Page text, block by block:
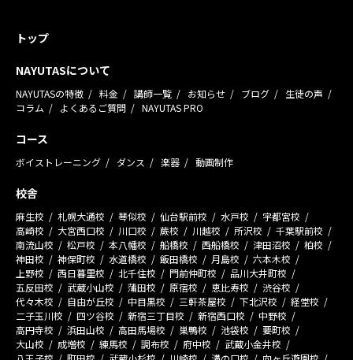
トップ
NAYUTASについて
NAYUTASの特徴 料金 講師一覧 お知らせ ブログ
生徒の声
コラム
よくあるご質問 NAYUTAS PRO
コース
ボイストレーニング ダンス 楽器 動画制作
校舎
麻生校 札幌大通校 琴似校 仙台駅前校 水戸校
宇都宮校
高崎校
大宮西口校 川口校 蕨校 川越校 所沢校
千葉駅前校
南流山校
松戸校 本八幡校 船橋校 西船橋校 津田沼校
柏校
神田校
神保町校 水道橋校 飯田橋校 月島校
六本木校
上野校
西日暮里校 北千住校 門前仲町校
品川大井町校
五反田校
武蔵小山校 蒲田校 原宿校 恵比寿校
渋谷校
代々木校
自由が丘校 中目黒校 三軒茶屋校 下北沢校
経堂校
二子玉川校
四ツ谷校 新宿三丁目校 新宿西口校
中野校
高円寺校
浜田山校 高田馬場校 巣鴨校 池袋校
要町校
大山校
成増校 練馬校 調布校 府中校
武蔵小金井校